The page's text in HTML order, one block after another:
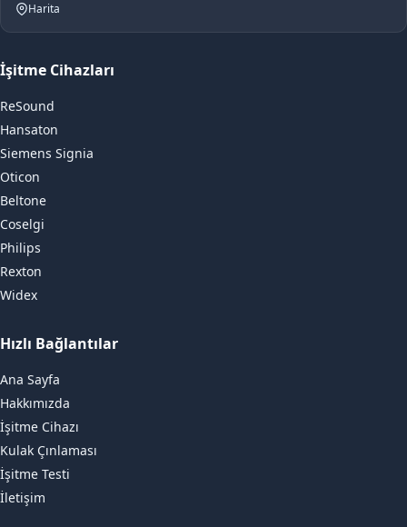
Harita
İşitme Cihazları
ReSound
Hansaton
Siemens Signia
Oticon
Beltone
Coselgi
Philips
Rexton
Widex
Hızlı Bağlantılar
Ana Sayfa
Hakkımızda
İşitme Cihazı
Kulak Çınlaması
İşitme Testi
İletişim